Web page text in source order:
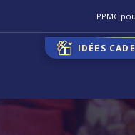
PPMC
IDÉES